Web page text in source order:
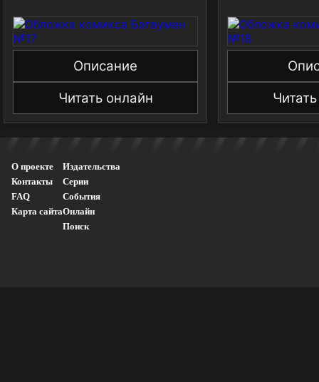
Описание
Читать онлайн
О проекте
Контакты
FAQ
Карта сайта
Издательства
Серии
События
Онлайн
Поиск